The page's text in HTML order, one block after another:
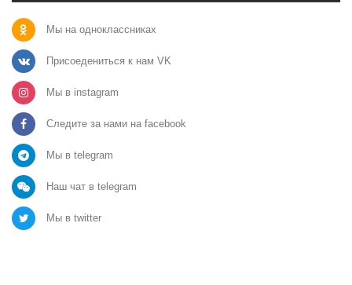
Мы на одноклассниках
Присоедениться к нам VK
Мы в instagram
Следите за нами на facebook
Мы в telegram
Наш чат в telegram
Мы в twitter